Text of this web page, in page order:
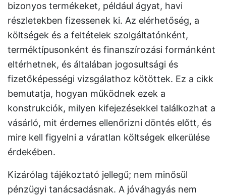
bizonyos termékeket, például ágyat, havi
részletekben fizessenek ki. Az elérhetőség, a
költségek és a feltételek szolgáltatónként,
terméktípusonként és finanszírozási formánként
eltérhetnek, és általában jogosultsági és
fizetőképességi vizsgálathoz kötöttek. Ez a cikk
bemutatja, hogyan működnek ezek a
konstrukciók, milyen kifejezésekkel találkozhat a
vásárló, mit érdemes ellenőrizni döntés előtt, és
mire kell figyelni a váratlan költségek elkerülése
érdekében.
Kizárólag tájékoztató jellegű; nem minősül
pénzügyi tanácsadásnak. A jóváhagyás nem